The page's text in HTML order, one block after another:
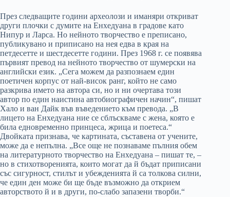
През следващите години археолози и иманяри откриват
други плочки с думите на Енхедуана в градове като
Нипур и Ларса. Но нейното творчество е преписано,
публикувано и приписано на нея едва в края на
петдесетте и шестдесетте години. През 1968 г. се появява
първият превод на нейното творчество от шумерски на
английски език. „Сега можем да разпознаем един
поетичен корпус от най-висок ранг, който не само
разкрива името на автора си, но и ни очертава този
автор по един наистина автобиографичен начин“, пишат
Хало и ван Дайк във въведението към превода. „В
лицето на Енхедуана ние се сблъскваме с жена, която е
била едновременно принцеса, жрица и поетеса.“
Двойката признава, че картината, съставена от учените,
може да е непълна. „Все още не познаваме пълния обем
на литературното творчество на Енхедуана – пишат те, –
но в стихотворенията, които могат да й бъдат приписани
със сигурност, стилът и убежденията й са толкова силни,
че един ден може би ще бъде възможно да открием
авторството й и в други, по-слабо запазени творби.“